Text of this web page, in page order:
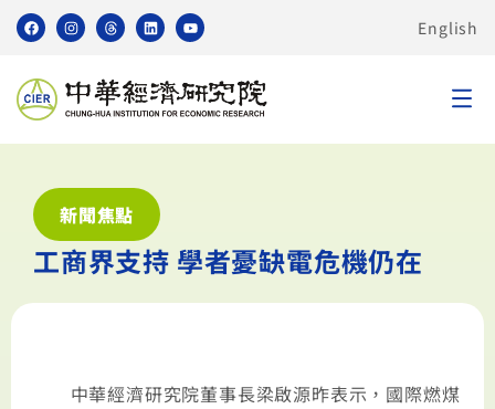
English
新聞焦點
工商界支持 學者憂缺電危機仍在
中華經濟研究院董事長梁啟源昨表示，國際燃煤